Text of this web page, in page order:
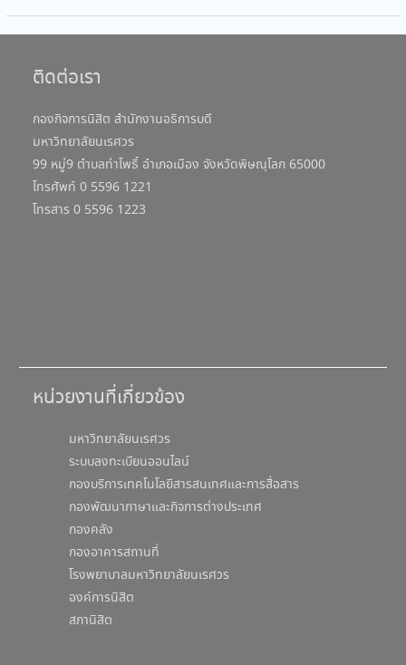
ติดต่อเรา
กองกิจการนิสิต สำนักงานอธิการบดี
มหาวิทยาลัยนเรศวร
99 หมู่9 ตำบลท่าโพธิ์ อำเภอเมือง จังหวัดพิษณุโลก 65000
โทรศัพท์ 0 5596 1221
โทรสาร 0 5596 1223
หน่วยงานที่เกี่ยวข้อง
มหาวิทยาลัยนเรศวร
ระบบลงทะเบียนออนไลน์
กองบริการเทคโนโลยีสารสนเทศและการสื่อสาร
กองพัฒนาภาษาและกิจการต่างประเทศ
กองคลัง
กองอาคารสถานที่
โรงพยาบาลมหาวิทยาลัยนเรศวร
องค์การนิสิต
สภานิสิต